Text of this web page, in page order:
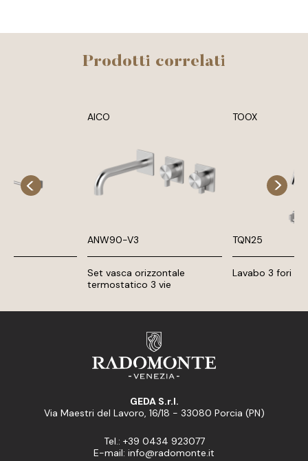
Prodotti correlati
AICO
ANW90-V3
Set vasca orizzontale
termostatico 3 vie
TOOX
TQN25
Lavabo 3 fori
GEDA S.r.l.
Via Maestri del Lavoro, 16/18 - 33080 Porcia (PN)
Tel.: +39 0434 923077
E-mail: info@radomonte.it